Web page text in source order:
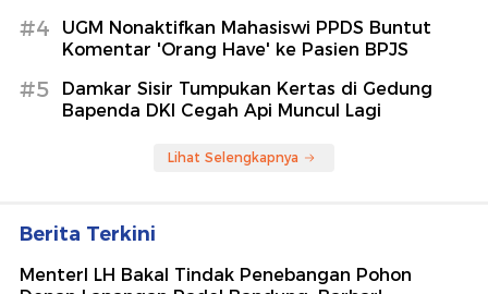
#4
UGM Nonaktifkan Mahasiswi PPDS Buntut
Komentar 'Orang Have' ke Pasien BPJS
#5
Damkar Sisir Tumpukan Kertas di Gedung
Bapenda DKI Cegah Api Muncul Lagi
Lihat Selengkapnya
Berita Terkini
MenterI LH Bakal Tindak Penebangan Pohon